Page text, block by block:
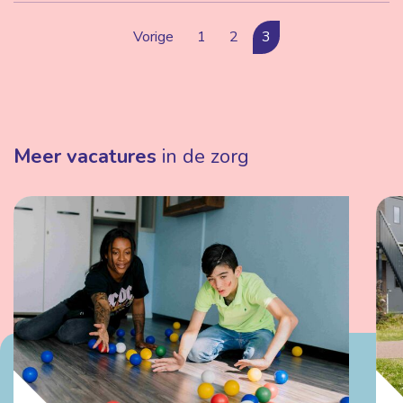
Vorige 1 2 3
Meer vacatures in de zorg